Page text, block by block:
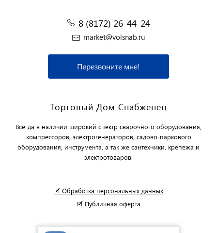
8 (8172) 26-44-24
market@volsnab.ru
Перезвоните мне!
Торговый Дом Снабженец
Всегда в наличии широкий спектр сварочного оборудования,
компрессоров, электрогенераторов, садово-паркового
оборудования, инструмента, а так же сантехники, крепежа и
электротоваров.
🗹 Обработка персональных данных
🗹 Публичная оферта